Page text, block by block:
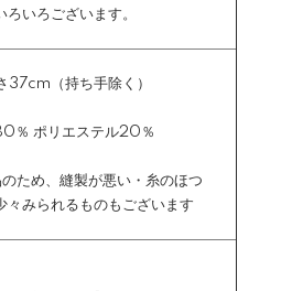
ろいろございます。
37cm（持ち手除く）
％ ポリエステル20％
ため、縫製が悪い・糸のほつ
々みられるものもございます